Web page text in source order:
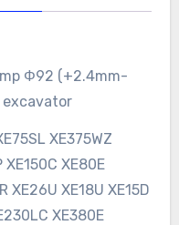
Φ92 (+2.4mm-
excavator
XE375WZ
XE80E
XE26U XE18U XE15D
XE380E